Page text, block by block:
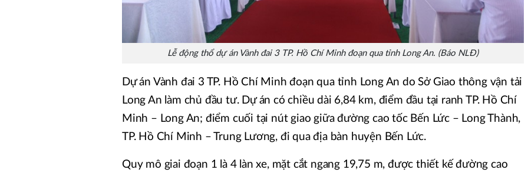
Lễ động thổ dự án Vành đai 3 TP. Hồ Chí Minh đoạn qua tỉnh Long An. (Báo NLĐ)
Dự án Vành đai 3 TP. Hồ Chí Minh đoạn qua tỉnh Long An do Sở Giao thông vận tải
Long An làm chủ đầu tư. Dự án có chiều dài 6,84 km, điểm đầu tại ranh TP. Hồ Chí
Minh – Long An; điểm cuối tại nút giao giữa đường cao tốc Bến Lức – Long Thành,
TP. Hồ Chí Minh – Trung Lương, đi qua địa bàn huyện Bến Lức.
Quy mô giai đoạn 1 là 4 làn xe, mặt cắt ngang 19,75 m, được thiết kế đường cao